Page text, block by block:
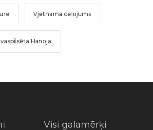
Vjetnama ceļojums
Hanoja
Visi galamērķi